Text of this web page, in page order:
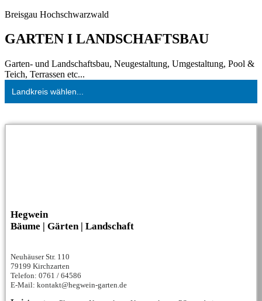
Breisgau Hochschwarzwald
GARTEN I LANDSCHAFTSBAU
Garten- und Landschaftsbau, Neugestaltung, Umgestaltung, Pool &
Teich, Terrassen etc...
Landkreis wählen...
Hegwein
Bäume | Gärten | Landschaft
Neuhäuser Str. 110
79199 Kirchzarten
Telefon: 0761 / 64586
E-Mail: kontakt@hegwein-garten.de